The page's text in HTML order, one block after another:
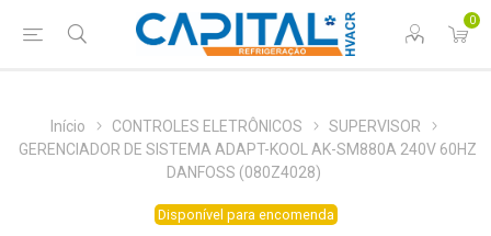
0
Início CONTROLES ELETRÔNICOS
SUPERVISOR
GERENCIADOR DE SISTEMA ADAPT-KOOL AK-SM880A 240V 60HZ
DANFOSS (080Z4028)
Disponível para encomenda